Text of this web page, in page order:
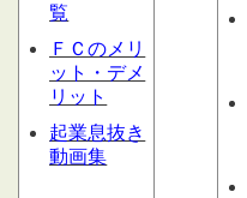
覧
ＦＣのメリ
ット・デメ
リット
起業息抜き
動画集